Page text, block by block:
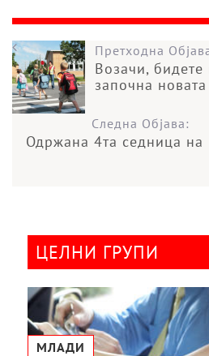
Претходна
Возачи,
започна
Следна Објава:
Одржана 4та седница
ЦЕЛНИ ГРУПИ
МЛАДИ